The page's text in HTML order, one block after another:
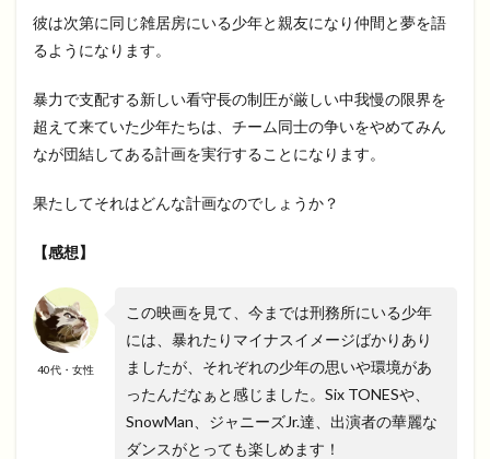
彼は次第に同じ雑居房にいる少年と親友になり仲間と夢を語
るようになります。
暴力で支配する新しい看守長の制圧が厳しい中我慢の限界を
超えて来ていた少年たちは、チーム同士の争いをやめてみん
なが団結してある計画を実行することになります。
果たしてそれはどんな計画なのでしょうか？
【感想】
40代・女性
この映画を見て、今までは刑務所にいる少年
には、暴れたりマイナスイメージばかりあり
ましたが、それぞれの少年の思いや環境があ
ったんだなぁと感じました。Six TONESや、
SnowMan、ジャニーズJr.達、出演者の華麗な
ダンスがとっても楽しめます！